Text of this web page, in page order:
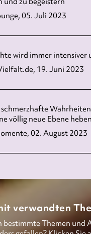
05. Juli 2023
wird immer intensiver
19. Juni 2023
völlig neue Ebene
02. August 2023
verwandten
bestimmte Themen und